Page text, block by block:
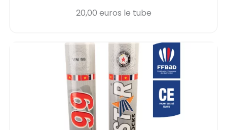
20,00 euros le tube